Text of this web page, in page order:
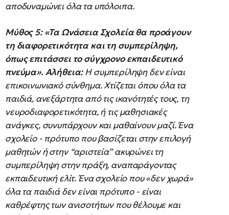
αποδυναμώνει όλα τα υπόλοιπα.
Μύθος 5: «Τα Ωνάσεια Σχολεία θα προάγουν
τη διαφορετικότητα και τη συμπερίληψη,
όπως επιτάσσει το σύγχρονο εκπαιδευτικό
πνεύμα». Αλήθεια:Η συμπερίληψη δεν είναι
επικοινωνιακό σύνθημα. Χτίζεται όπου όλα τα
παιδιά, ανεξάρτητα από τις ικανότητές τους, τη
νευροδιαφορετικότητα, ή τις μαθησιακές
ανάγκες, συνυπάρχουν και μαθαίνουν μαζί. Ένα
σχολείο - πρότυπο που βασίζεται στην επιλογή
μαθητών ή στην “αριστεία” ακυρώνει τη
συμπερίληψη στην πράξη, αναπαράγοντας
εκπαιδευτική ελίτ. Ένα σχολείο που «δεν χωρά»
όλα τα παιδιά δεν είναι πρότυπο - είναι
καθρέφτης των ανισοτήτων που θέλουμε και